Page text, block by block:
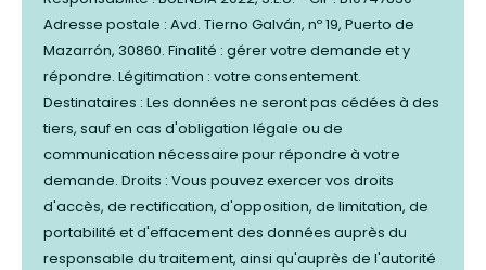
Adresse postale : Avd. Tierno Galván, nº 19, Puerto de
Mazarrón, 30860. Finalité : gérer votre demande et y
répondre. Légitimation : votre consentement.
Destinataires : Les données ne seront pas cédées à des
tiers, sauf en cas d'obligation légale ou de
communication nécessaire pour répondre à votre
demande. Droits : Vous pouvez exercer vos droits
d'accès, de rectification, d'opposition, de limitation, de
portabilité et d'effacement des données auprès du
responsable du traitement, ainsi qu'auprès de l'autorité